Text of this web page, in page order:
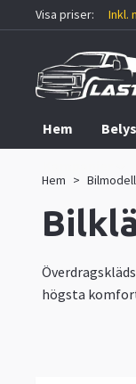
Visa priser: Inkl.
Hem
Hem
högsta